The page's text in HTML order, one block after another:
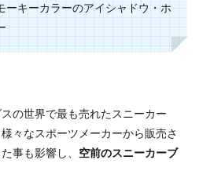
ーキーカラーのアイシャドウ・ホ
の世界で最も売れたスニーカー
々なスポーツメーカーから販売さ
事も影響し、 空前のスニーカーブ